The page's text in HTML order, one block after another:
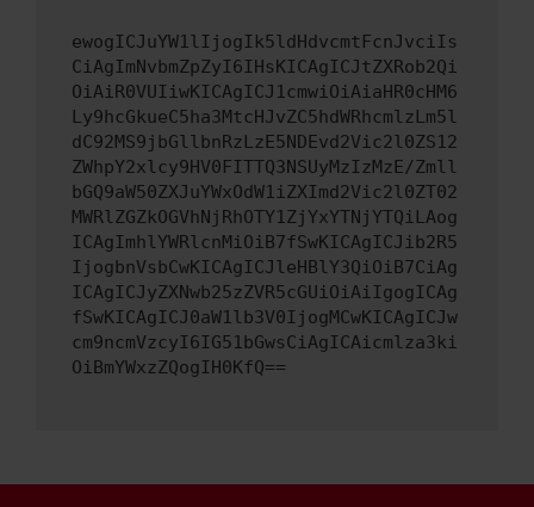
ewogICJuYW1lIjogIk5ldHdvcmtFcnJvciIs
CiAgImNvbmZpZyI6IHsKICAgICJtZXRob2Qi
OiAiR0VUIiwKICAgICJ1cmwiOiAiaHR0cHM6
Ly9hcGkueC5ha3MtcHJvZC5hdWRhcmlzLm5l
dC92MS9jbGllbnRzLzE5NDEvd2Vic2l0ZS12
ZWhpY2xlcy9HV0FITTQ3NSUyMzIzMzE/Zmll
bGQ9aW50ZXJuYWxOdW1iZXImd2Vic2l0ZT02
MWRlZGZkOGVhNjRhOTY1ZjYxYTNjYTQiLAog
ICAgImhlYWRlcnMiOiB7fSwKICAgICJib2R5
IjogbnVsbCwKICAgICJleHBlY3QiOiB7CiAg
ICAgICJyZXNwb25zZVR5cGUiOiAiIgogICAg
fSwKICAgICJ0aW1lb3V0IjogMCwKICAgICJw
cm9ncmVzcyI6IG51bGwsCiAgICAicmlza3ki
OiBmYWxzZQogIH0KfQ==